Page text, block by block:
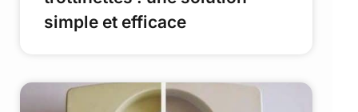
simple et efficace